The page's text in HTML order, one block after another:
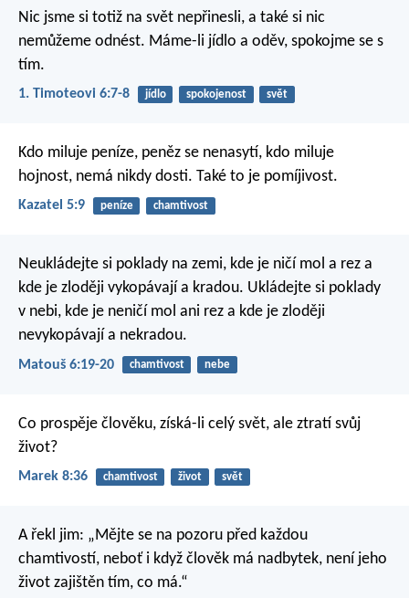
Nic jsme si totiž na svět nepřinesli, a také si nic
nemůžeme odnést. Máme-li jídlo a oděv, spokojme se s
tím.
1. Timoteovi 6:7-8 jídlo spokojenost svět
Kdo miluje peníze, peněz se nenasytí, kdo miluje
hojnost, nemá nikdy dosti. Také to je pomíjivost.
Kazatel 5:9 peníze chamtivost
Neukládejte si poklady na zemi, kde je ničí mol a rez a
kde je zloději vykopávají a kradou. Ukládejte si poklady
v nebi, kde je neničí mol ani rez a kde je zloději
nevykopávají a nekradou.
Matouš 6:19-20 chamtivost nebe
Co prospěje člověku, získá-li celý svět, ale ztratí svůj
život?
Marek 8:36 chamtivost život svět
A řekl jim: „Mějte se na pozoru před každou
chamtivostí, neboť i když člověk má nadbytek, není jeho
život zajištěn tím, co má.“